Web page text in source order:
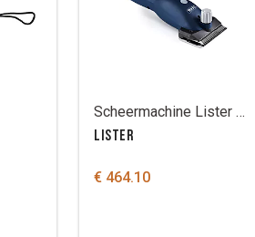
Scheermachine Lister Eclipse A2F
LISTER
€ 464.10